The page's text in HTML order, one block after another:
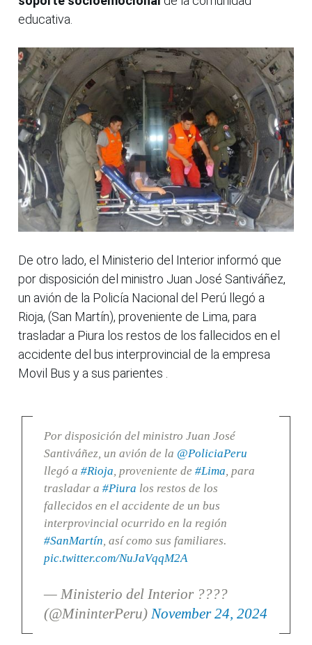
educativa.
De otro lado, el Ministerio del Interior informó que
por disposición del ministro Juan José Santiváñez,
un avión de la Policía Nacional del Perú llegó a
Rioja, (San Martín), proveniente de Lima, para
trasladar a Piura los restos de los fallecidos en el
accidente del bus interprovincial de la empresa
Movil Bus y a sus parientes .
Por disposición del ministro Juan José
Santiváñez, un avión de la @PoliciaPeru
llegó a #Rioja , proveniente de #Lima , para
trasladar a #Piura los restos de los
fallecidos en el accidente de un bus
interprovincial ocurrido en la región
#SanMartín , así como sus familiares.
pic.twitter.com/NuJaVqqM2A
— Ministerio del Interior ????
(@MininterPeru) November 24, 2024